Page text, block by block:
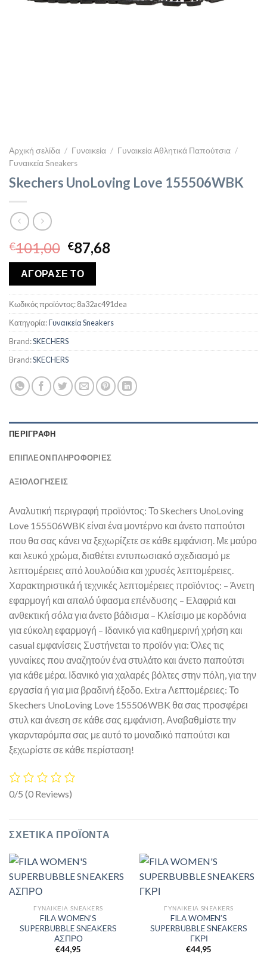
Αρχική σελίδα / Γυναικεία / Γυναικεία Αθλητικά Παπούτσια /
Γυναικεία Sneakers
Skechers UnoLoving Love 155506WBK
€101,00 Original
price
was:
€101,00.
€87,68
€87,68.
ΑΓΟΡΑΣΕ ΤΟ
Κωδικός προϊόντος:8a32ac491dea
Κατηγορία:Γυναικεία Sneakers
Brand:SKECHERS
Brand:SKECHERS
ΠΕΡΙΓΡΑΦΉ
ΕΠΙΠΛΈΟΝ ΠΛΗΡΟΦΟΡΊΕΣ
ΑΞΙΟΛΟΓΗΣΕΙΣ
Αναλυτική περιγραφή προϊόντος: Το Skechers UnoLoving
Love 155506WBK είναι ένα μοντέρνο και άνετο παπούτσι
που θα σας κάνει να ξεχωρίζετε σε κάθε εμφάνιση. Με μαύρο
και λευκό χρώμα, διαθέτει εντυπωσιακό σχεδιασμό με
λεπτομέρειες από λουλούδια και χρυσές λεπτομέρειες.
Χαρακτηριστικά ή τεχνικές λεπτομέρειες προϊόντος: – Άνετη
εφαρμογή και απαλό ύφασμα επένδυσης – Ελαφριά και
ανθεκτική σόλα για άνετο βάδισμα – Κλείσιμο με κορδόνια
για εύκολη εφαρμογή – Ιδανικό για καθημερινή χρήση και
casual εμφανίσεις Συστήνεται το προϊόν για: Όλες τις
γυναίκες που αναζητούν ένα στυλάτο και άνετο παπούτσι
για κάθε μέρα. Ιδανικό για χαλαρές βόλτες στην πόλη, για την
εργασία ή για μια βραδινή έξοδο. Extra Λεπτομέρειες: Το
Skechers UnoLoving Love 155506WBK θα σας προσφέρει
στυλ και άνεση σε κάθε σας εμφάνιση. Αναβαθμίστε την
γκαρνταρόμπα σας με αυτό το μοναδικό παπούτσι και
ξεχωρίστε σε κάθε περίσταση!
0/5 (0 Reviews)
ΣΧΕΤΙΚΆ ΠΡΟΪΌΝΤΑ
ΓΥΝΑΙΚΕΊΑ SNEAKERS
FILA WOMEN’S
SUPERBUBBLE SNEAKERS
ΑΣΠΡΟ
€44,95
ΓΥΝΑΙΚΕΊΑ SNEAKERS
FILA WOMEN’S
SUPERBUBBLE SNEAKERS
ΓΚΡΙ
€44,95